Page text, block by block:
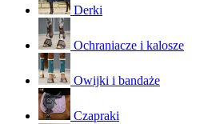
Derki
Ochraniacze i kalosze
Owijki i bandaże
Czapraki